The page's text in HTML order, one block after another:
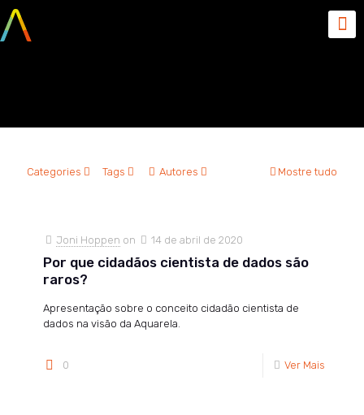
Categories Tags Autores Mostre tudo
Joni Hoppen on 14 de abril de 2020
Por que cidadãos cientista de dados são
raros?
Apresentação sobre o conceito cidadão cientista de
dados na visão da Aquarela.
0 Ver Mais